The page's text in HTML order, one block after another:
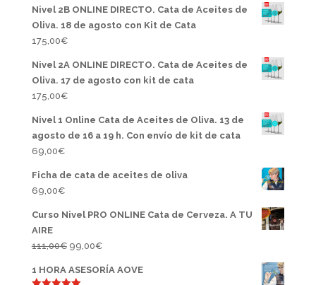
Nivel 2B ONLINE DIRECTO. Cata de Aceites de
Oliva. 18 de agosto con Kit de Cata
175,00€
Nivel 2A ONLINE DIRECTO. Cata de Aceites de
Oliva. 17 de agosto con kit de cata
175,00€
Nivel 1 Online Cata de Aceites de Oliva. 13 de
agosto de 16 a 19 h. Con envío de kit de cata
69,00€
Ficha de cata de aceites de oliva
69,00€
Curso Nivel PRO ONLINE Cata de Cerveza. A TU
AIRE
111,00€ El
original
99,00€El
actual
1 HORA ASESORÍA AOVE